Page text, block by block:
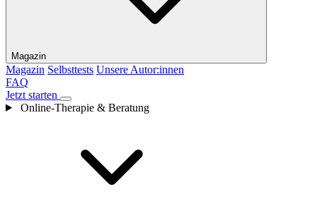
Magazin
Magazin Selbsttests Unsere Autor:innen
FAQ
Jetzt starten
Online-Therapie & Beratung